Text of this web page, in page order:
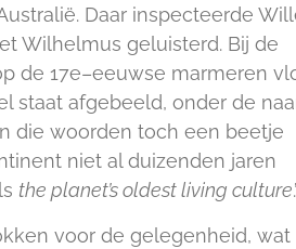
Daar inspecteerde
Wilhelmus geluisterd. Bij de
de 17e–eeuwse marmeren
staat afgebeeld, onder de
die woorden toch een beetje
niet al duizenden jaren
the planet’s oldest living culture
voor de gelegenheid, wat